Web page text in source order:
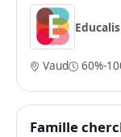
Educalis
Vaud 60%-
Famille